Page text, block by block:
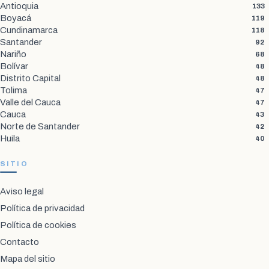
Antioquia 133
Boyacá 119
Cundinamarca 118
Santander 92
Nariño 68
Bolívar 48
Distrito Capital 48
Tolima 47
Valle del Cauca 47
Cauca 43
Norte de Santander 42
Huila 40
SITIO
Aviso legal
Política de privacidad
Política de cookies
Contacto
Mapa del sitio